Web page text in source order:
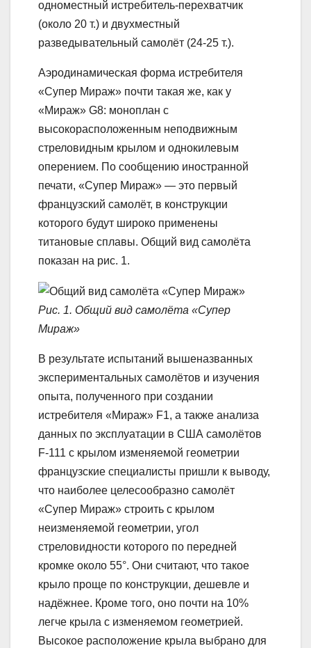
одноместный истребитель-перехватчик
(около 20 т.) и двухместный
разведывательный самолёт (24-25 т.).
Аэродинамическая форма истребителя
«Супер Мираж» почти такая же, как у
«Мираж» G8: моноплан с
высокорасположенным неподвижным
стреловидным крылом и однокилевым
оперением. По сообщению иностранной
печати, «Супер Мираж» — это первый
французский самолёт, в конструкции
которого будут широко применены
титановые сплавы. Общий вид самолёта
показан на рис. 1.
Рис. 1. Общий вид самолёта «Супер
Мираж»
В результате испытаний вышеназванных
экспериментальных самолётов и изучения
опыта, полученного при создании
истребителя «Миpaж» F1, а также анализа
данных по эксплуатации в США самолётов
F-111 с крылом изменяемой геометрии
французские специалисты пришли к выводу,
что наиболее целесообразно самолёт
«Супер Мираж» строить с крылом
неизменяемой геометрии, угол
стреловидности которого по передней
кромке около 55°. Они считают, что такое
крыло проще по конструкции, дешевле и
надёжнее. Кроме того, оно почти на 10%
легче крыла с изменяемом геометрией.
Высокое расположение крыла выбрано для